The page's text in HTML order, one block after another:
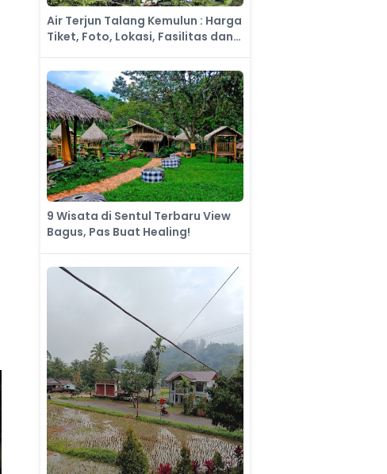
Air Terjun Talang Kemulun : Harga
Tiket, Foto, Lokasi, Fasilitas dan
9 Wisata di Sentul Terbaru View
Bagus, Pas Buat Healing!